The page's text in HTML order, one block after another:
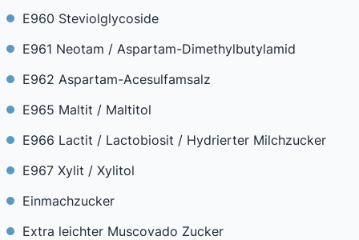
E960 Steviolglycoside
E961 Neotam / Aspartam-Dimethylbutylamid
E962 Aspartam-Acesulfamsalz
E965 Maltit / Maltitol
E966 Lactit / Lactobiosit / Hydrierter Milchzucker
E967 Xylit / Xylitol
Einmachzucker
Extra leichter Muscovado Zucker